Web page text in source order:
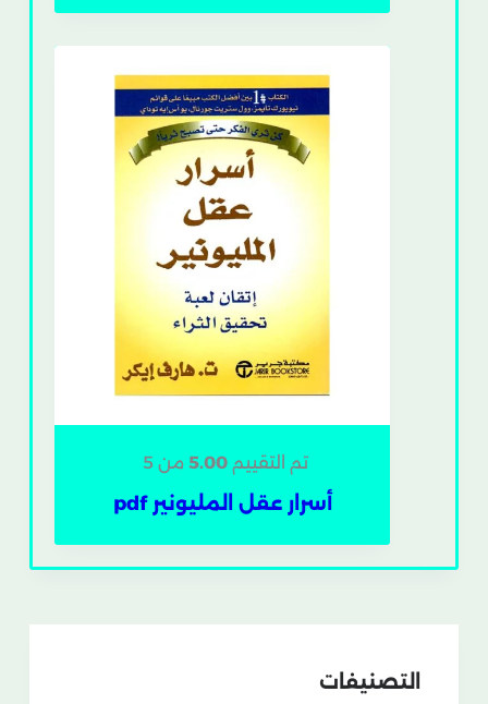
تم التقييم 5.00من 5
أسرار عقل المليونير pdf
التصنيفات